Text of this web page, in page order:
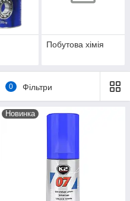
Побутова хімія
0 Фільтри
Новинка